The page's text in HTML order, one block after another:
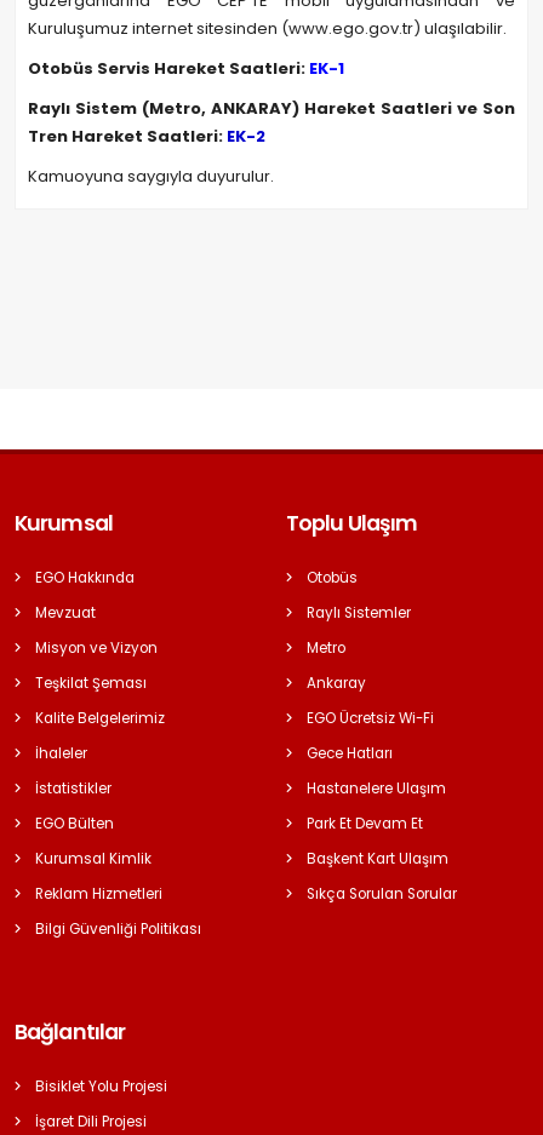
Kuruluşumuz internet sitesinden (www.ego.gov.tr) ulaşılabilir.
Otobüs Servis Hareket Saatleri: EK-1
Raylı Sistem (Metro, ANKARAY) Hareket Saatleri ve Son
Tren Hareket Saatleri: EK-2
Kamuoyuna saygıyla duyurulur.
Kurumsal
EGO Hakkında
Mevzuat
Misyon ve Vizyon
Teşkilat Şeması
Kalite Belgelerimiz
İhaleler
İstatistikler
EGO Bülten
Kurumsal Kimlik
Reklam Hizmetleri
Bilgi Güvenliği Politikası
Toplu Ulaşım
Otobüs
Raylı Sistemler
Metro
Ankaray
EGO Ücretsiz Wi-Fi
Gece Hatları
Hastanelere Ulaşım
Park Et Devam Et
Başkent Kart Ulaşım
Sıkça Sorulan Sorular
Bağlantılar
Bisiklet Yolu Projesi
İşaret Dili Projesi